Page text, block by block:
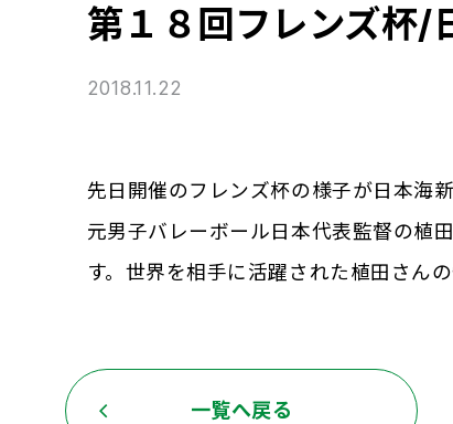
第１８回フレンズ杯/
2018.11.22
先日開催のフレンズ杯の様子が日本海
元男子バレーボール日本代表監督の植
す。世界を相手に活躍された植田さん
一覧へ戻る